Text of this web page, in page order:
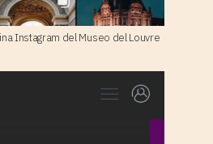
Instagram del Museo del Louvre